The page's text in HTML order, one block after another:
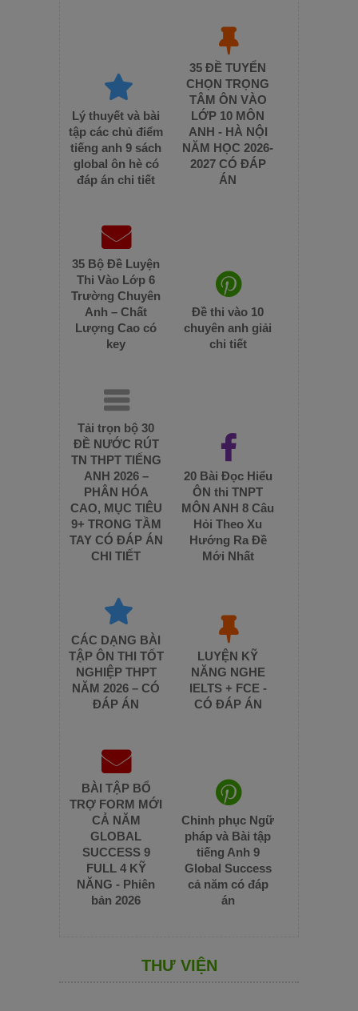
Lý thuyết và bài
tập các chủ điểm
tiếng anh 9 sách
global ôn hè có
đáp án chi tiết
35 ĐỀ TUYỂN
CHỌN TRỌNG
TÂM ÔN VÀO
LỚP 10 MÔN
ANH - HÀ NỘI
NĂM HỌC 2026-
2027 CÓ ĐÁP
ÁN
35 Bộ Đề Luyện
Thi Vào Lớp 6
Trường Chuyên
Anh – Chất
Lượng Cao có
key
Đề thi vào 10
chuyên anh giải
chi tiết
Tải trọn bộ 30
ĐỀ NƯỚC RÚT
TN THPT TIẾNG
ANH 2026 –
PHÂN HÓA
CAO, MỤC TIÊU
9+ TRONG TẦM
TAY CÓ ĐÁP ÁN
CHI TIẾT
20 Bài Đọc Hiểu
ÔN thi TNPT
MÔN ANH 8 Câu
Hỏi Theo Xu
Hướng Ra Đề
Mới Nhất
CÁC DẠNG BÀI
TẬP ÔN THI TỐT
NGHIỆP THPT
NĂM 2026 – CÓ
ĐÁP ÁN
LUYỆN KỸ
NĂNG NGHE
IELTS + FCE -
CÓ ĐÁP ÁN
BÀI TẬP BỔ
TRỢ FORM MỚI
CẢ NĂM
GLOBAL
SUCCESS 9
FULL 4 KỸ
NĂNG - Phiên
bản 2026
Chinh phục Ngữ
pháp và Bài tập
tiếng Anh 9
Global Success
cả năm có đáp
án
THƯ VIỆN